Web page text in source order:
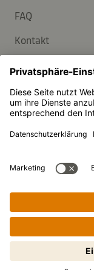
Schritt-für-
gemacht! Zum
FAQ
Kontakt
Newsletter
Presse
Kikkoman ist ein
©